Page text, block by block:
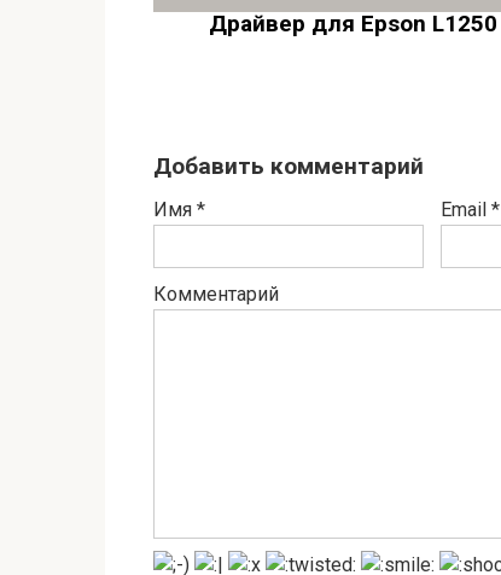
Драйвер для Epson L1250
Добавить комментарий
Имя * Email *
Комментарий